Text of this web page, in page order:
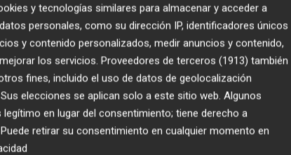
1La
2
frente
Porque incluso las marcas de
han anunciado en pocas semanas el
o dos años. Además, muchas otras
fabricación endiéselygasolina, como
movilidad sosteniblepase
datos también refuerzan dicha
y tecnologías similares para almacenar y acceder a
personales, como su dirección IP, identificadores únicos
y contenido personalizados, medir anuncios y contenido,
los servicios. Proveedores de terceros (1913) también
fines, incluido el uso de datos de geolocalización
elecciones se aplican solo a este sitio web. Algunos
en lugar del consentimiento; tiene derecho a
Puede retirar su consentimiento en cualquier momento en